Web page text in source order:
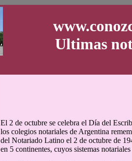
Ultimas
El 2 de octubre se celebra el Día del
los colegios notariales de Argentina
del Notariado Latino el 2 de octubre de
en 5 continentes, cuyos sistemas